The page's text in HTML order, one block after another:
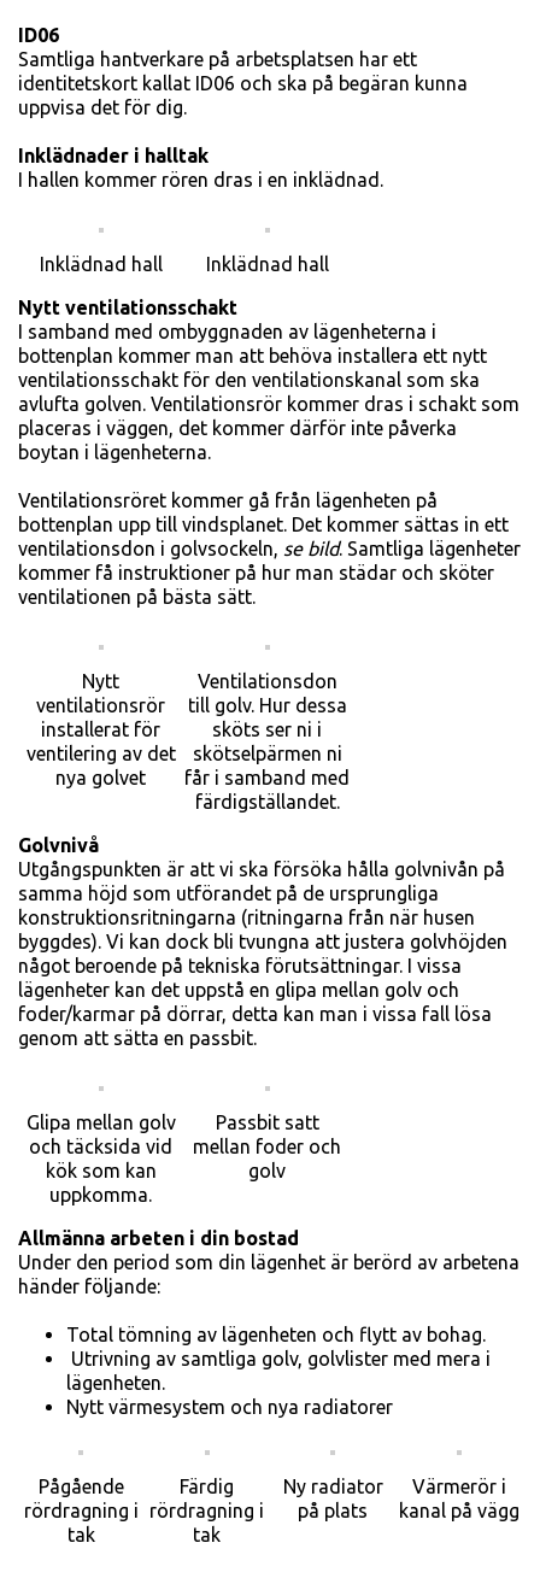
ID06
Samtliga hantverkare på arbetsplatsen har ett
identitetskort kallat ID06 och ska på begäran kunna
uppvisa det för dig.
Inklädnader i halltak
I hallen kommer rören dras i en inklädnad.
Inklädnad hall
Inklädnad hall
Nytt ventilationsschakt
I samband med ombyggnaden av lägenheterna i
bottenplan kommer man att behöva installera ett nytt
ventilationsschakt för den ventilationskanal som ska
avlufta golven. Ventilationsrör kommer dras i schakt som
placeras i väggen, det kommer därför inte påverka
boytan i lägenheterna.
Ventilationsröret kommer gå från lägenheten på
bottenplan upp till vindsplanet. Det kommer sättas in ett
ventilationsdon i golvsockeln, se bild. Samtliga lägenheter
kommer få instruktioner på hur man städar och sköter
ventilationen på bästa sätt.
Nytt
ventilationsrör
installerat för
ventilering av det
nya golvet
Ventilationsdon
till golv. Hur dessa
sköts ser ni i
skötselpärmen ni
får i samband med
färdigställandet.
Golvnivå
Utgångspunkten är att vi ska försöka hålla golvnivån på
samma höjd som utförandet på de ursprungliga
konstruktionsritningarna (rit­ningarna från när husen
byggdes). Vi kan dock bli tvungna att justera golvhöjden
något beroende på tekniska förutsättningar. I vissa
lägenheter kan det uppstå en glipa mellan golv och
foder/karmar på dörrar, detta kan man i vissa fall lösa
genom att sätta en passbit.
Glipa mellan golv
och täcksida vid
kök som kan
uppkomma.
Passbit satt
mellan foder och
golv
Allmänna arbeten i din bostad
Under den period som din lägen­het är berörd av arbetena
händer följande:
Total tömning av lägenheten och flytt av bohag.
Utrivning av samtliga golv, golv­lister med mera i
lägenheten.
Nytt värmesystem och nya radiatorer
Pågående
rördragning i
tak
Färdig
rördragning i
tak
Ny radiator
på plats
Värmerör i
kanal på vägg